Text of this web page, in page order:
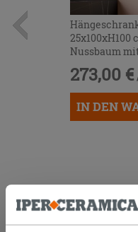
25x100xH100
Nussbaum
273,00 €
IN DEN